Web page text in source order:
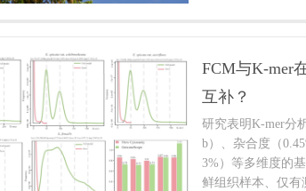
分化呈现出明显的
复合体首次分化为
部，另一个则分
时，分布于横断山
新的谱系，其中一
海拔的横断山脉和
FCM与K-mer
互补？
研究表明K-mer分
b）、杂合度（
3%）等多维度的
鲜组织样本、仅有